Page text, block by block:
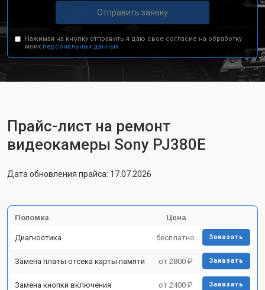
Отправить заявку
Нажимая на кнопку отправить я даю свое согласие на обработку
моих персональных данных.
Прайс-лист на ремонт
видеокамеры Sony PJ380E
Дата обновления прайса: 17.07.2026
Поломка Цена
Диагностика бесплатно Заказать
Замена платы отсека карты памяти от 2800 ₽ Заказать
Замена кнопки включения от 2400 ₽ Заказать